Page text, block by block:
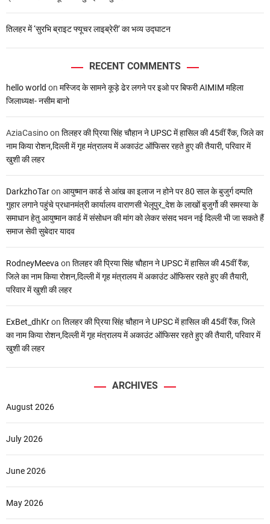
तिलहर में ‘सुरभि ब्राइट फ्यूचर लाइब्रेरी’ का भव्य उद्घाटन
RECENT COMMENTS
hello world on मस्जिद के सामने कूड़े ढेर लगने पर इओ पर बिफरी AIMIM महिला
जिलाध्यक्ष- नसीम बानो
AziaCasinoon तिलहर की प्रिया सिंह चौहान ने UPSC में हासिल की 45वीं रैंक, जिले का
नाम किया रोशन,दिल्ली में गृह मंत्रालय में अकाउंट ऑफिसर रहते हुए की तैयारी, परिवार में
खुशी की लहर
DarkzhoTaron आयुष्मान कार्ड से आंख का इलाज न होने पर 80 साल के बुजुर्ग दम्पति
गुहार लगाने पहुंचे प्रधानमंत्री कार्यालय वाराणसी भेलूपुर_देश के लाखों बुजुर्गो की समस्या के
समाधान हेतु आयुष्मान कार्ड में संसोधन की मांग को लेकर संसद भवन नई दिल्ली भी जा सकते हैं
समाज सेवी सुबेदार यादव
RodneyMeeva on तिलहर की प्रिया सिंह चौहान ने UPSC में हासिल की 45वीं रैंक,
जिले का नाम किया रोशन,दिल्ली में गृह मंत्रालय में अकाउंट ऑफिसर रहते हुए की तैयारी,
परिवार में खुशी की लहर
ExBet_dhKron तिलहर की प्रिया सिंह चौहान ने UPSC में हासिल की 45वीं रैंक, जिले
का नाम किया रोशन,दिल्ली में गृह मंत्रालय में अकाउंट ऑफिसर रहते हुए की तैयारी, परिवार में
खुशी की लहर
ARCHIVES
August 2026
July 2026
June 2026
May 2026